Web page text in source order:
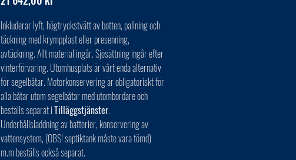
Inkluderar lyft, högtryckstvätt av botten, pallning och
täckning med krympplast eller presenning,
avtäckning. Allt material ingår. Sjösättning ingår efter
vinterförvaring. Utomhusplats är vårt enda alternativ
för segelbåtar. Motorkonservering är obligatoriskt för
alla båtar utom segelbåtar med utombordare och
beställs separat iTilläggstjänster.
Underhållsladdning av batterier, konservering av
vattensystem, (OBS! septiktank måste vara tömd)
m.m beställs också separat.